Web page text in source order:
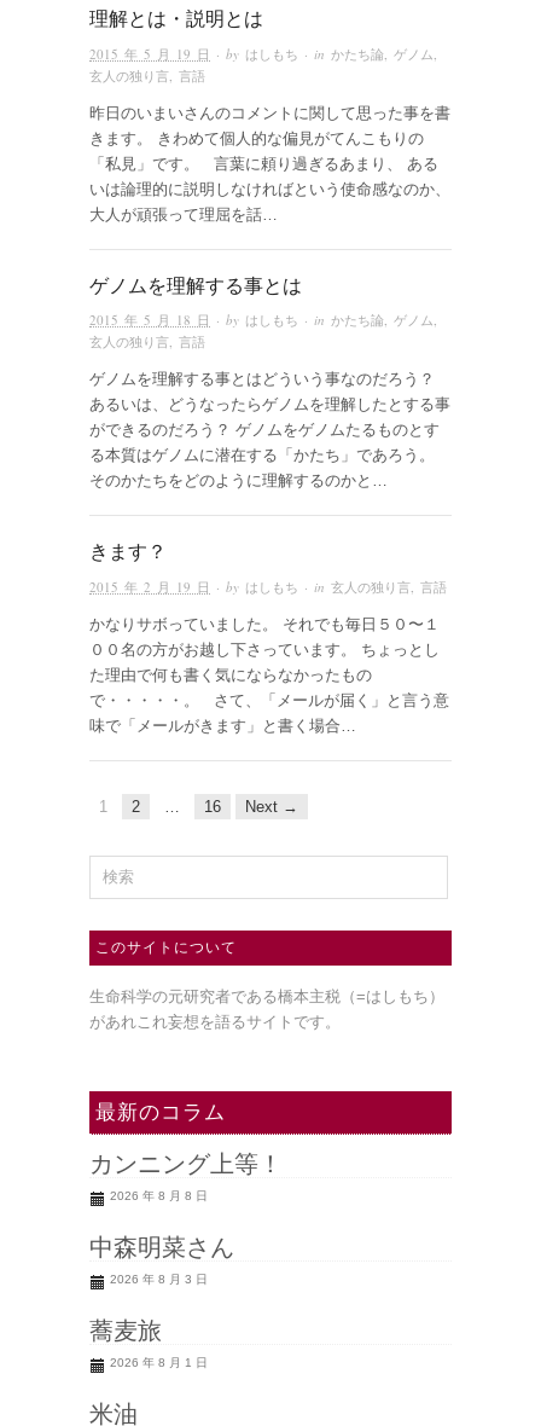
理解とは・説明とは
2015 年 5 月 19 日 · by はしもち · in かたち論 ゲノム
玄人の独り言 言語
昨日のいまいさんのコメントに関して思った事を書
きます。 きわめて個人的な偏見がてんこもりの
「私見」です。 言葉に頼り過ぎるあまり、 ある
いは論理的に説明しなければという使命感なのか、
大人が頑張って理屈を話…
ゲノムを理解する事とは
2015 年 5 月 18 日 · by はしもち · in かたち論, ゲノム,
玄人の独り言, 言語
ゲノムを理解する事とはどういう事なのだろう？
あるいは、どうなったらゲノムを理解したとする事
ができるのだろう？ ゲノムをゲノムたるものとす
る本質はゲノムに潜在する「かたち」であろう。
そのかたちをどのように理解するのかと…
きます？
2015 年 2 月 19 日 · by はしもち · in 玄人の独り言 言語
かなりサボっていました。 それでも毎日５０〜１
００名の方がお越し下さっています。 ちょっとし
た理由で何も書く気にならなかったもの
で・・・・・。 さて、「メールが届く」と言う意
味で「メールがきます」と書く場合…
1 2 16 Next →
このサイトについて
生命科学の元研究者である橋本主税（=はしもち）
があれこれ妄想を語るサイトです。
最新のコラム
カンニング上等！
2026 年 8 月 8 日
中森明菜さん
2026 年 8 月 3 日
蕎麦旅
2026 年 8 月 1 日
米油